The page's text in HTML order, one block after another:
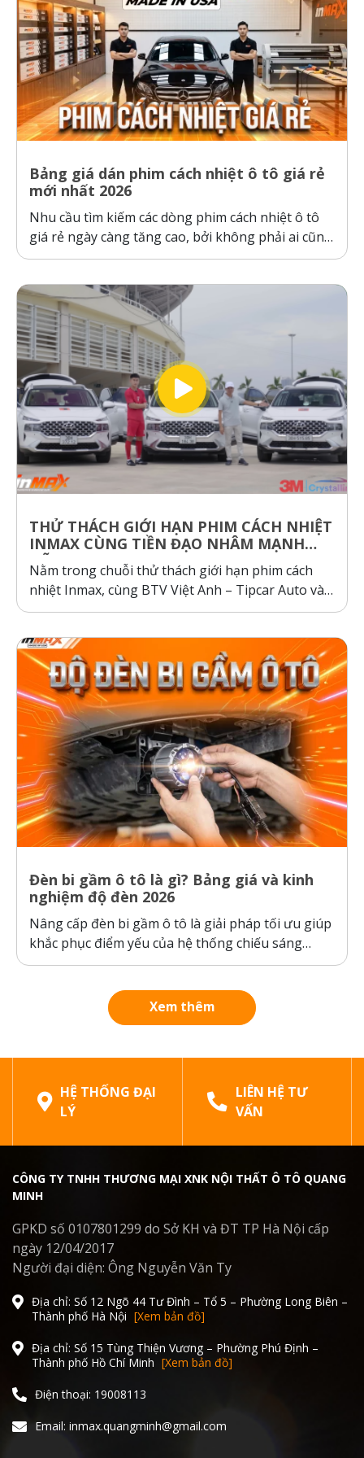
Bảng giá dán phim cách nhiệt ô tô giá rẻ
mới nhất 2026
Nhu cầu tìm kiếm các dòng phim cách nhiệt ô tô
giá rẻ ngày càng tăng cao, bởi không phải ai cũng
sẵn sàng bỏ ra hàng chục triệu đồng cho một gói
hãng” và “hàng giả, hàng nhái”...
THỬ THÁCH GIỚI HẠN PHIM CÁCH NHIỆT
INMAX CÙNG TIỀN ĐẠO NHÂM MẠNH
DŨNG
Nằm trong chuỗi thử thách giới hạn phim cách
nhiệt Inmax, cùng BTV Việt Anh – Tipcar Auto và
cầu thủ Nhâm Mạnh Dũng so sánh và kiểm
các dòng phim cách nhiệt cơ chế phản xạ và hấp
thụ...
Đèn bi gầm ô tô là gì? Bảng giá và kinh
nghiệm độ đèn 2026
Nâng cấp đèn bi gầm ô tô là giải pháp tối ưu giúp
khắc phục điểm yếu của hệ thống chiếu sáng
nguyên bản của xe, đảm bảo an toàn khi di
phân tích chi tiết cấu tạo, công...
Xem thêm
HỆ THỐNG ĐẠI
LÝ
LIÊN HỆ TƯ
VẤN
CÔNG TY TNHH THƯƠNG MẠI XNK NỘI THẤT Ô TÔ QUANG
MINH
GPKD số 0107801299 do Sở KH và ĐT TP Hà Nội cấp
ngày 12/04/2017
Người đại diện: Ông Nguyễn Văn Ty
Địa chỉ: Số 12 Ngõ 44 Tư Đình – Tổ 5 – Phường Long Biên –
Thành phố Hà Nội [Xem bản đồ]
Địa chỉ: Số 15 Tùng Thiện Vương – Phường Phú Định –
Thành phố Hồ Chí Minh [Xem bản đồ]
Điện thoại: 19008113
Email: inmax.quangminh@gmail.com